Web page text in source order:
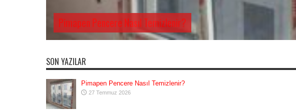
Pimapen Pencere Nasıl Temizlenir?
SON YAZILAR
Pimapen Pencere Nasıl Temizlenir?
27 Temmuz 2026